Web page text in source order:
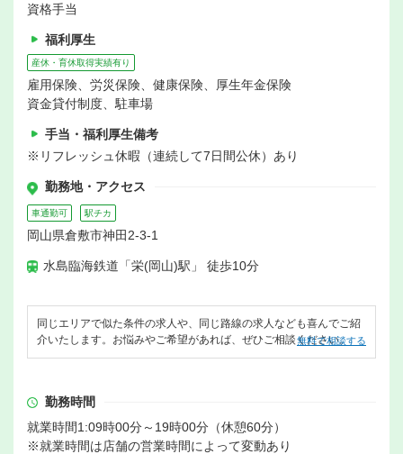
資格手当
福利厚生
産休・育休取得実績有り
雇用保険、労災保険、健康保険、厚生年金保険
資金貸付制度、駐車場
手当・福利厚生備考
※リフレッシュ休暇（連続して7日間公休）あり
勤務地・アクセス
車通勤可 駅チカ
岡山県倉敷市神田2-3-1
水島臨海鉄道「栄(岡山)駅」 徒歩10分
同じエリアで似た条件の求人や、同じ路線の求人なども喜んでご紹
介いたします。お悩みやご希望があれば、ぜひご相談ください。
無料で相談する
勤務時間
就業時間1:09時00分～19時00分（休憩60分）
※就業時間は店舗の営業時間によって変動あり